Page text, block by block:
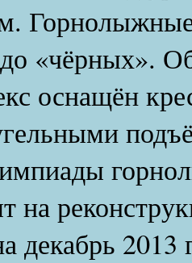
«чёрных».
оснащён
на
декабрь 2013